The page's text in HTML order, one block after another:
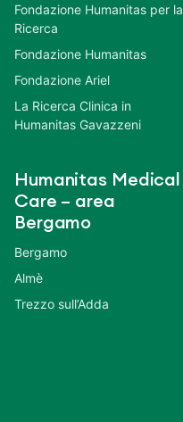
Fondazione Humanitas per la
Ricerca
Fondazione Humanitas
Fondazione Ariel
La Ricerca Clinica in
Humanitas Gavazzeni
Humanitas Medical
Care – area
Bergamo
Bergamo
Almè
Trezzo sull’Adda